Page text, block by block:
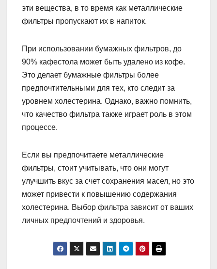
эти вещества, в то время как металлические
фильтры пропускают их в напиток.
При использовании бумажных фильтров, до
90% кафестола может быть удалено из кофе.
Это делает бумажные фильтры более
предпочтительными для тех, кто следит за
уровнем холестерина. Однако, важно помнить,
что качество фильтра также играет роль в этом
процессе.
Если вы предпочитаете металлические
фильтры, стоит учитывать, что они могут
улучшить вкус за счет сохранения масел, но это
может привести к повышению содержания
холестерина. Выбор фильтра зависит от ваших
личных предпочтений и здоровья.